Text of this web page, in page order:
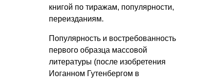
книгой по тиражам, популярности,
переизданиям.
Популярность и востребованность
первого образца массовой
литературы (после изобретения
Иоганном Гутенбергом в